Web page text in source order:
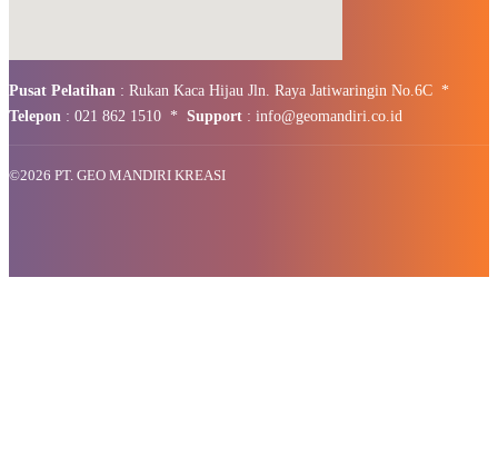
Pusat Pelatihan : Rukan Kaca Hijau Jln. Raya Jatiwaringin No.6C *
Telepon : 021 862 1510 * Support : info@geomandiri.co.id
©2026 PT. GEO MANDIRI KREASI